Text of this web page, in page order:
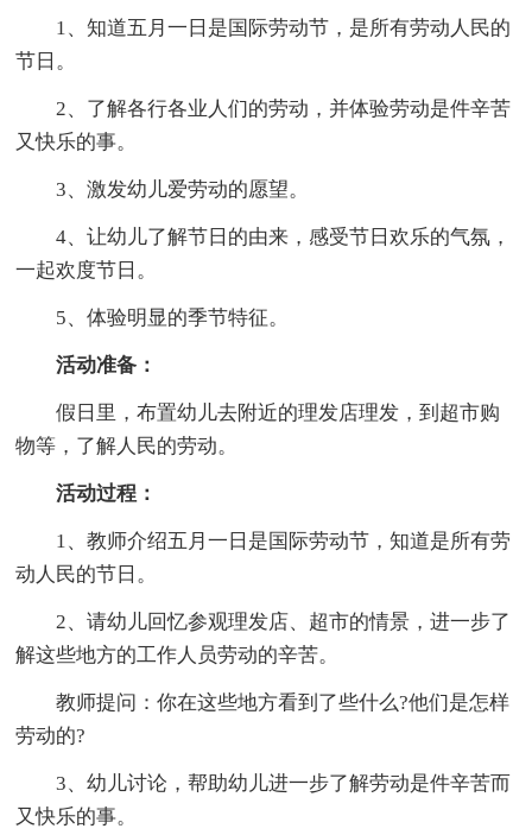
1、知道五月一日是国际劳动节，是所有劳动人民的
节日。
2、了解各行各业人们的劳动，并体验劳动是件辛苦
又快乐的事。
3、激发幼儿爱劳动的愿望。
4、让幼儿了解节日的由来，感受节日欢乐的气氛，
一起欢度节日。
5、体验明显的季节特征。
活动准备：
假日里，布置幼儿去附近的理发店理发，到超市购
物等，了解人民的劳动。
活动过程：
1、教师介绍五月一日是国际劳动节，知道是所有劳
动人民的节日。
2、请幼儿回忆参观理发店、超市的情景，进一步了
解这些地方的工作人员劳动的辛苦。
教师提问：你在这些地方看到了些什么?他们是怎样
劳动的?
3、幼儿讨论，帮助幼儿进一步了解劳动是件辛苦而
又快乐的事。